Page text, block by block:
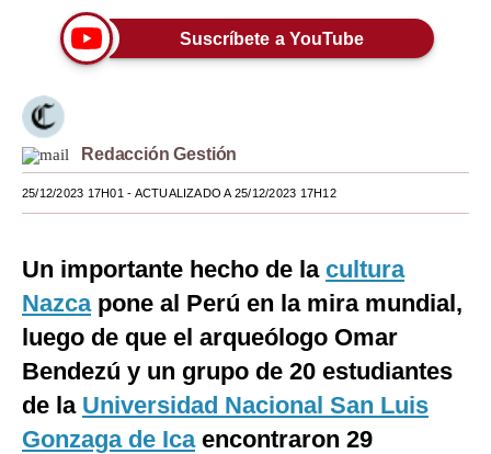
Tendencias
Lujo
Viajes
Mundo
EEUU
España
Internacional
Suscríbete a YouTube
Redacción Gestión
25/12/2023 17H01 - ACTUALIZADO A 25/12/2023 17H12
Un importante hecho de la cultura
Nazcapone al Perú en la mira mundial,
luego de que el arqueólogo Omar
Bendezú y un grupo de 20 estudiantes
de la Universidad Nacional San Luis
Gonzaga de Icaencontraron 29